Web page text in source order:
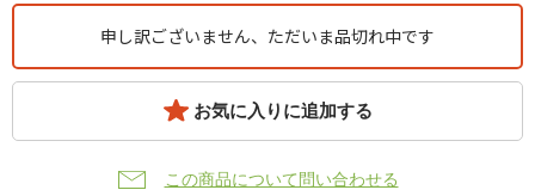
申し訳ございません、ただいま品切れ中です
お気に入りに追加する
この商品について問い合わせる